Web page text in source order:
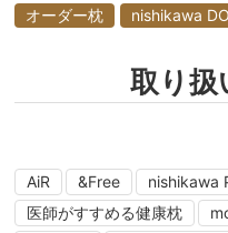
オーダー枕 nishikawa
取り扱
AiR &Free nishikawa
医師がすすめる健康枕